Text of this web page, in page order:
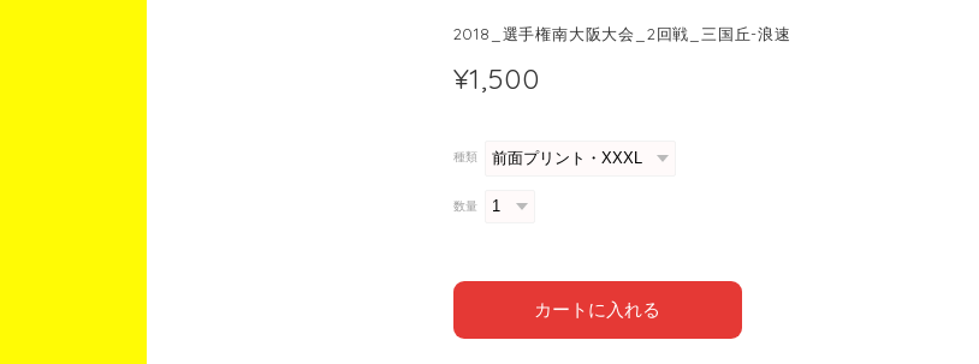
2018_選手権南大阪大会_2回戦_三国丘-浪速
¥1,500
種類
数量
カートに入れる